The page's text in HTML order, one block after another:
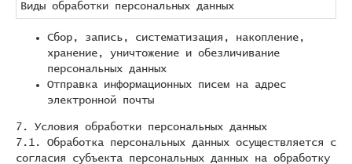
Виды обработки персональных данных
Сбор, запись, систематизация, накопление,
хранение, уничтожение и обезличивание
персональных данных
Отправка информационных писем на адрес
электронной почты
7. Условия обработки персональных данных
7.1. Обработка персональных данных осуществляется с
согласия субъекта персональных данных на обработку